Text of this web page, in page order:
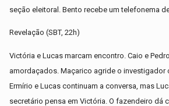
seção eleitoral. Bento recebe um telefonema
Revelação (SBT, 22h)
Victória e Lucas marcam encontro. Caio e
amordaçados. Maçarico agride o investigador
Ermírio e Lucas continuam a conversa, mas
secretário pensa em Victória. O fazendeiro dá